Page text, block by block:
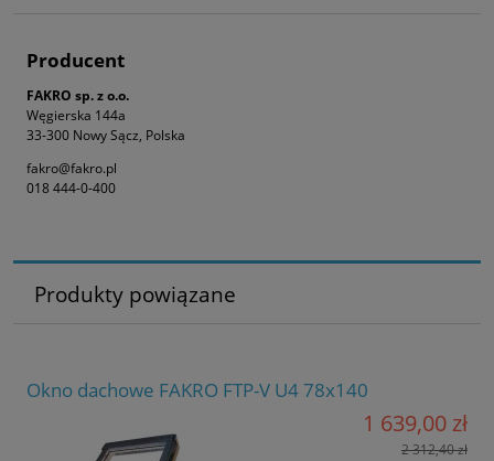
Producent
FAKRO sp. z o.o.
Węgierska 144a
33-300 Nowy Sącz, Polska
fakro@fakro.pl
018 444-0-400
Produkty powiązane
Okno dachowe FAKRO FTP-V U4 78x140
1 639,00 zł
2 312,40 zł